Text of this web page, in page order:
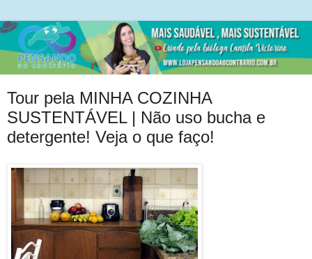
Tour pela MINHA COZINHA
SUSTENTÁVEL | Não uso bucha e
detergente! Veja o que faço!